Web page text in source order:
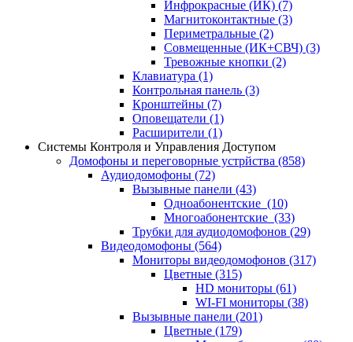
Инфрокрасные (ИК) (7)
Магнитоконтактные (3)
Периметральные (2)
Совмещенные (ИК+СВЧ) (3)
Тревожные кнопки (2)
Клавиатура (1)
Контрольная панель (3)
Кронштейны (7)
Оповещатели (1)
Расширители (1)
Системы Контроля и Управления Доступом
Домофоны и переговорные устрйства (858)
Аудиодомофоны (72)
Вызывные панели (43)
Одноабонентские (10)
Многоабонентские (33)
Трубки для аудиодомофонов (29)
Видеодомофоны (564)
Мониторы видеодомофонов (317)
Цветные (315)
HD мониторы (61)
WI-FI мониторы (38)
Вызывные панели (201)
Цветные (179)